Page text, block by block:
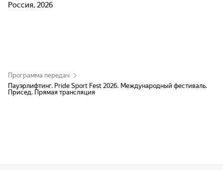
Россия, 2026
Программа передач
Пауэрлифтинг. Pride Sport Fest 2026. Международный фестиваль.
Присед. Прямая трансляция